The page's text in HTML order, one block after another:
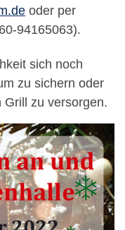
oder per
94165063).
sich noch
zu sichern oder
zu versorgen.